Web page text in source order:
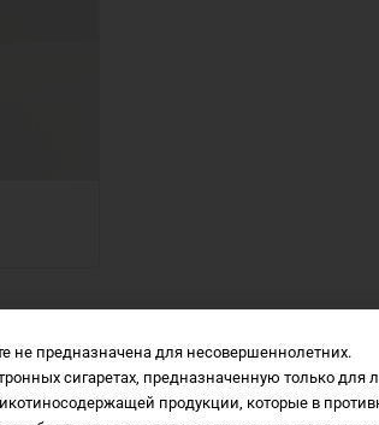
Характеристики Отзывы
не предназначена для несовершеннолетних.
сигаретах, предназначенную только для
продукции, которые в